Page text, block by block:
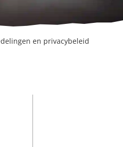
en privacybeleid